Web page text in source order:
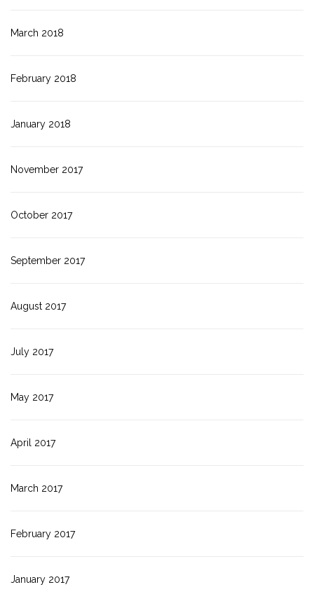
March 2018
February 2018
January 2018
November 2017
October 2017
September 2017
August 2017
July 2017
May 2017
April 2017
March 2017
February 2017
January 2017